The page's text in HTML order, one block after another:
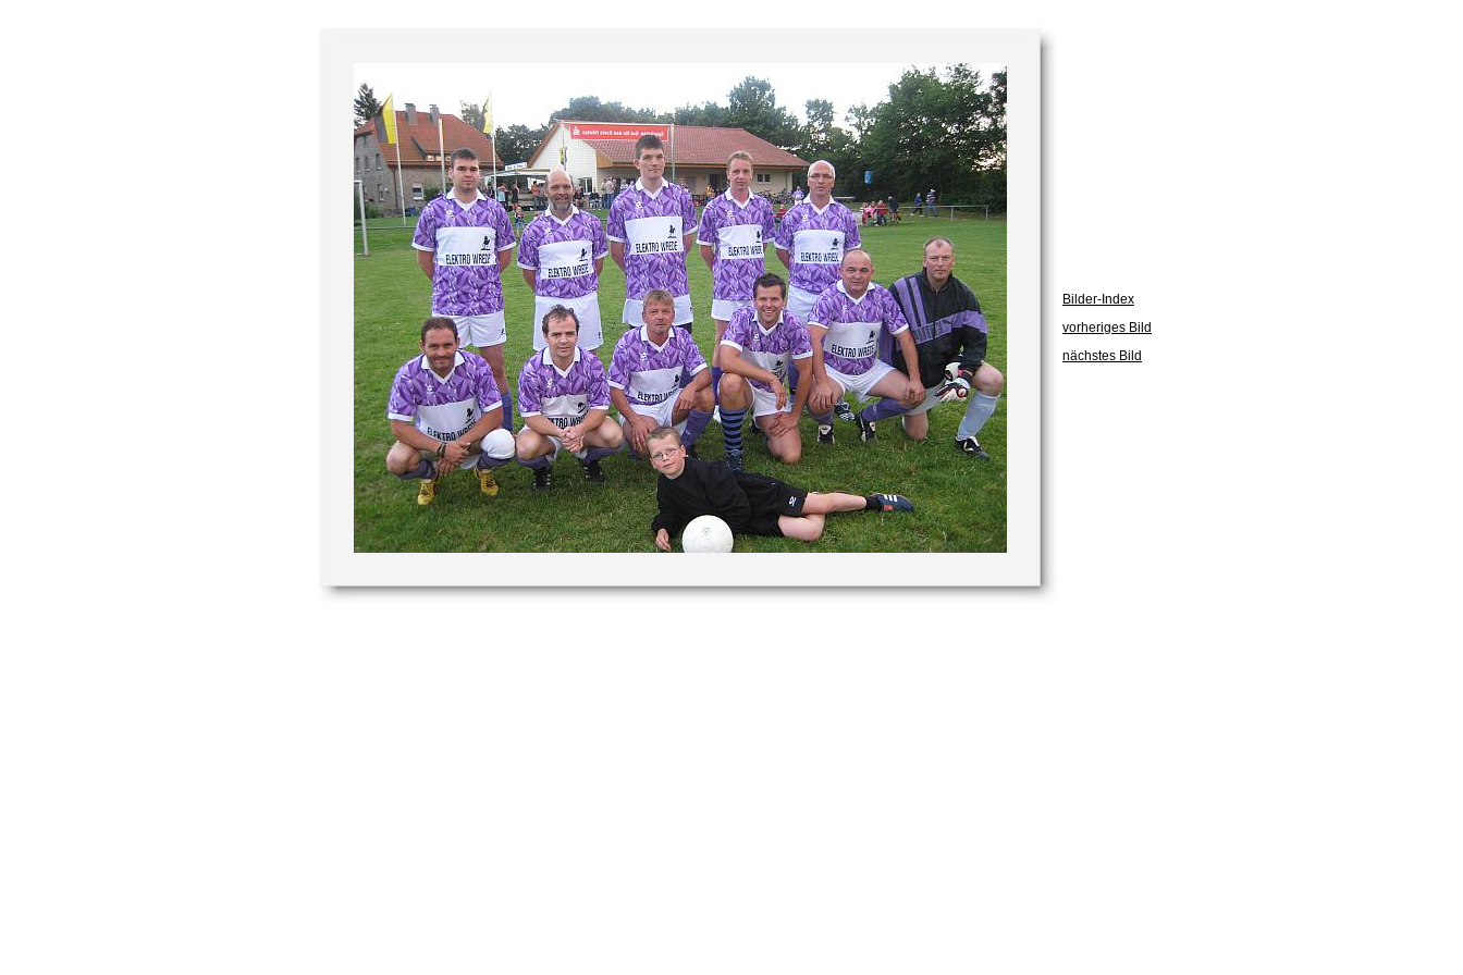
Bilder-Index
vorheriges Bild
nächstes Bild